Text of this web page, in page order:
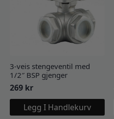
3-veis stengeventil med
1/2″ BSP gjenger
269 kr
Legg I Handlekurv